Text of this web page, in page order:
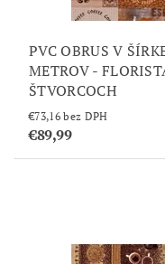
PVC OBRUS V
METROV -
ŠTVORCOCH
€73,16 bez DPH
€89,99